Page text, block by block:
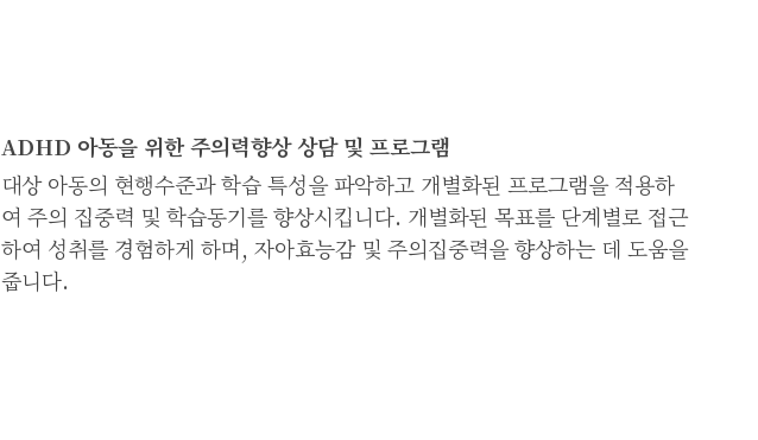
ADHD 아동을 위한 주의력향상 상담 및 프로그램
대상 아동의 현행수준과 학습 특성을 파악하고 개별화된 프로그램을 적용하
여 주의 집중력 및 학습동기를 향상시킵니다. 개별화된 목표를 단계별로 접근
하여 성취를 경험하게 하며, 자아효능감 및 주의집중력을 향상하는 데 도움을
줍니다.